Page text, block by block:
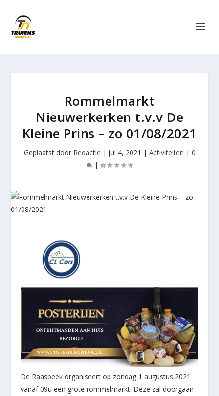
Rommelmarkt
Nieuwerkerken t.v.v De
Kleine Prins – zo 01/08/2021
Geplaatst door Redactie | jul 4, 2021 | Activiteiten | 0
|
De Raasbeek organiseert op zondag 1 augustus 2021
vanaf 09u een grote rommelmarkt. Deze zal doorgaan